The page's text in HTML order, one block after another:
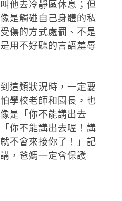
他去冷靜區休息；但
是觸碰自己身體的私
傷的方式處罰、不是
用不好聽的言語羞辱
類狀況時，一定要
學校老師和園長，也
是「你不能講出去
你不能講出去喔！講
不會來接你了！」記
，爸媽一定會保護